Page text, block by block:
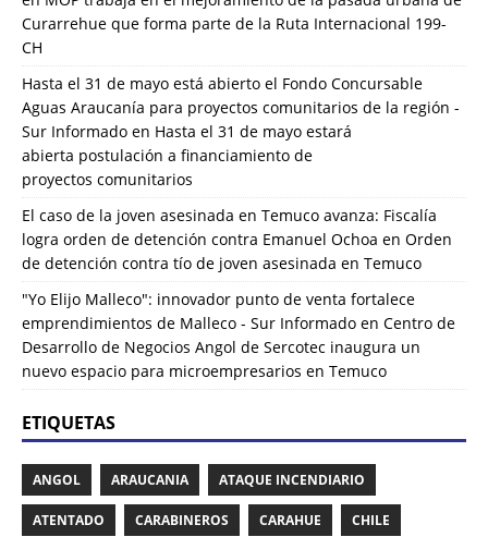
Curarrehue que forma parte de la Ruta Internacional 199-
CH
Hasta el 31 de mayo está abierto el Fondo Concursable
Aguas Araucanía para proyectos comunitarios de la región -
Sur Informado en Hasta el 31 de mayo estará
abierta postulación a financiamiento de
proyectos comunitarios
El caso de la joven asesinada en Temuco avanza: Fiscalía
logra orden de detención contra Emanuel Ochoa en Orden
de detención contra tío de joven asesinada en Temuco
"Yo Elijo Malleco": innovador punto de venta fortalece
emprendimientos de Malleco - Sur Informado en Centro de
Desarrollo de Negocios Angol de Sercotec inaugura un
nuevo espacio para microempresarios en Temuco
ETIQUETAS
ANGOL ARAUCANIA ATAQUE INCENDIARIO
ATENTADO CARABINEROS CARAHUE CHILE